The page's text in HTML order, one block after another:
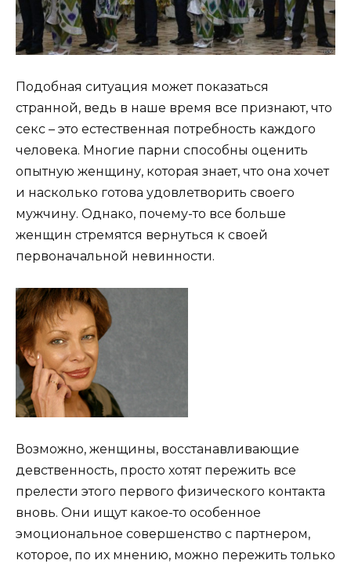
Подобная ситуация может показаться
странной, ведь в наше время все признают, что
секс – это естественная потребность каждого
человека. Многие парни способны оценить
опытную женщину, которая знает, что она хочет
и насколько готова удовлетворить своего
мужчину. Однако, почему-то все больше
женщин стремятся вернуться к своей
первоначальной невинности.
Возможно, женщины, восстанавливающие
девственность, просто хотят пережить все
прелести этого первого физического контакта
вновь. Они ищут какое-то особенное
эмоциональное совершенство с партнером,
которое, по их мнению, можно пережить только